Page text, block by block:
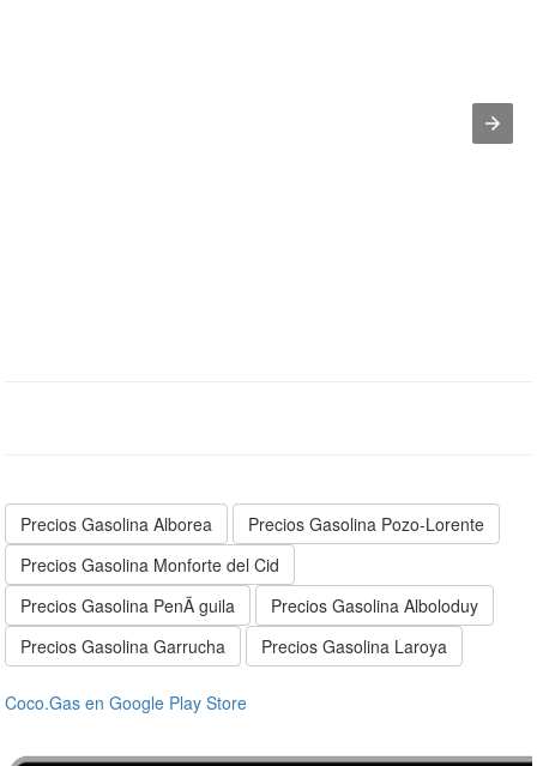
Precios Gasolina Alborea
Precios Gasolina Pozo-Lorente
Precios Gasolina Monforte del Cid
Precios Gasolina PenÃ guila
Precios Gasolina Alboloduy
Precios Gasolina Garrucha
Precios Gasolina Laroya
Coco.Gas en Google Play Store